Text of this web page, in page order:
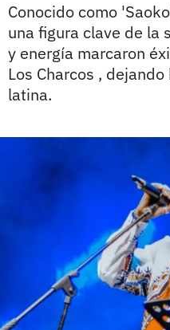
Conocido como
una figura clave de la
y energía marcaron
Los Charcos ,
latina.